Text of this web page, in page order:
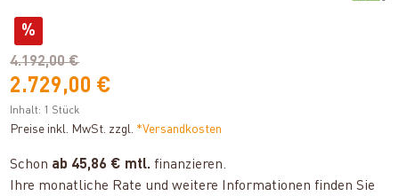
%
4.192,00 €
2.729,00 €
Inhalt: 1 Stück
Preise inkl. MwSt. zzgl. *Versandkosten
Schon ab 45,86 € mtl. finanzieren.
Ihre monatliche Rate und weitere Informationen finden Sie